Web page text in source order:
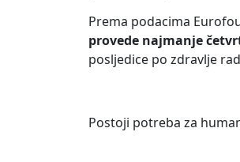
Prema podacima
provede najmanje
posljedice po zdravlje
Postoji potreba za